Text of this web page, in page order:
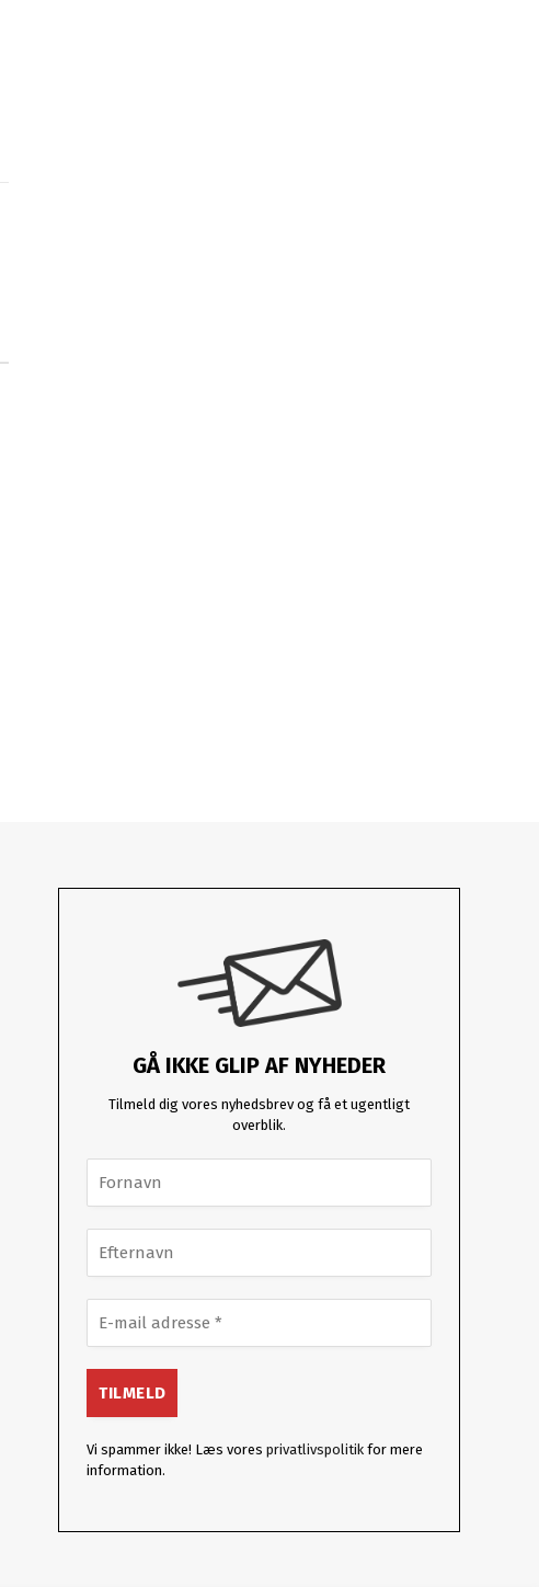
GÅ IKKE GLIP AF NYHEDER
Tilmeld dig vores nyhedsbrev og få et ugentligt
overblik.
Vi spammer ikke! Læs voresprivatlivspolitik for mere
information.